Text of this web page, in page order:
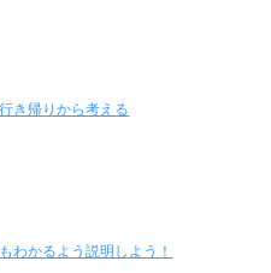
き帰りから考える
わかるよう説明しよう！